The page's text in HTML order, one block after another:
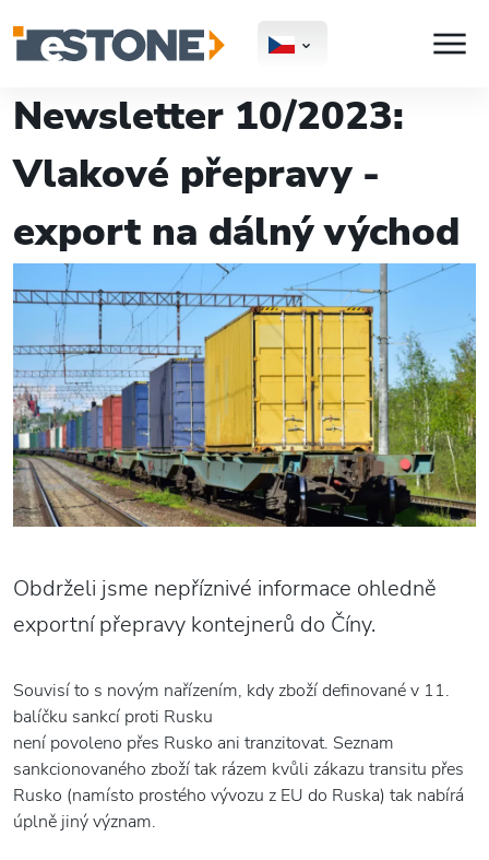
Newsletter 10/2023:
Vlakové přepravy -
export na dálný východ
Obdrželi jsme nepříznivé informace ohledně
exportní přepravy kontejnerů do Číny.
Souvisí to s novým nařízením, kdy zboží definované v 11.
balíčku sankcí proti Rusku
není povoleno přes Rusko ani tranzitovat. Seznam
sankcionovaného zboží tak rázem kvůli zákazu transitu přes
Rusko (namísto prostého vývozu z EU do Ruska) tak nabírá
úplně jiný význam.